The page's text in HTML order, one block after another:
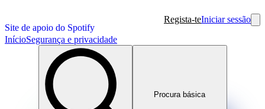
Site de apoio do Spotify
Regista-teIniciar sessão
InícioSegurança e privacidade
Procura básica